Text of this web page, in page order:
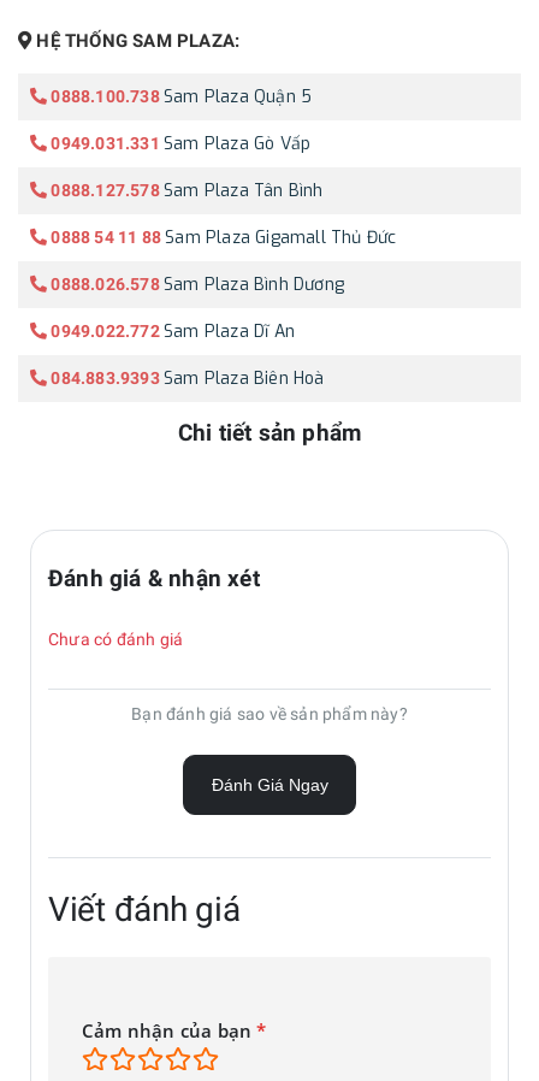
HỆ THỐNG SAM PLAZA:
0888.100.738 Sam Plaza Quận 5
0949.031.331 Sam Plaza Gò Vấp
0888.127.578 Sam Plaza Tân Bình
0888 54 11 88 Sam Plaza Gigamall Thủ Đức
0888.026.578 Sam Plaza Bình Dương
0949.022.772 Sam Plaza Dĩ An
084.883.9393 Sam Plaza Biên Hoà
Chi tiết sản phẩm
Đánh giá & nhận xét
Chưa có đánh giá
Bạn đánh giá sao về sản phẩm này?
Đánh Giá Ngay
Viết đánh giá
Cảm nhận của bạn*